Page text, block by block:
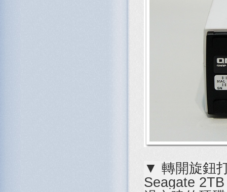
▼ 轉開旋鈕
Seagate